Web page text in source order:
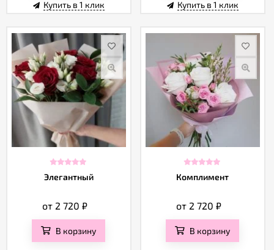
Купить в 1 клик Купить в 1 клик
Элегантный
от 2 720₽
В корзину
Комплимент
от 2 720₽
В корзину